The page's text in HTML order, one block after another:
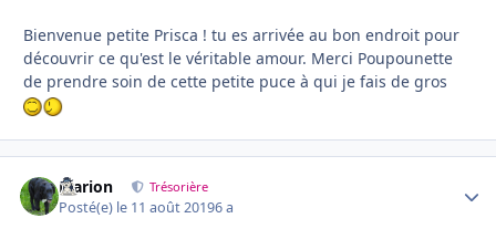
Bienvenue petite Prisca ! tu es arrivée au bon endroit pour
découvrir ce qu'est le véritable amour. Merci Poupounette
de prendre soin de cette petite puce à qui je fais de gros
Marion Trésorière
Posté(e) le 11 août 20196 a